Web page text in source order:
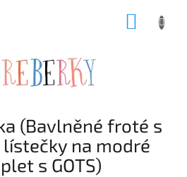
(Bavlněné froté s
na modré
s GOTS)